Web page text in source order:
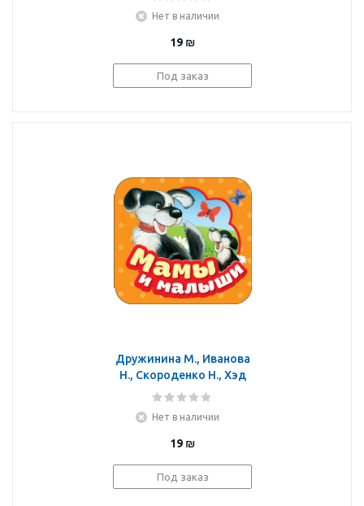
Нет в наличии
19 ₪
Под заказ
Дружинина М., Иванова
Н., Скороденко Н., Хэд
Л.: Мамы и малыши
Нет в наличии
19 ₪
Под заказ